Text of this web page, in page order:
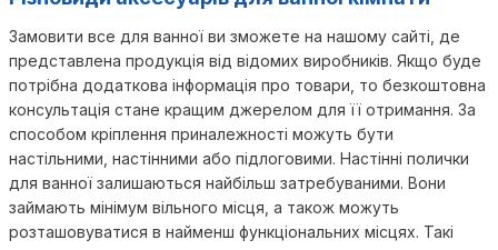
Замовити все для ванної ви зможете на нашому сайті, де
представлена продукція від відомих виробників. Якщо буде
потрібна додаткова інформація про товари, то безкоштовна
консультація стане кращим джерелом для її отримання. За
способом кріплення приналежності можуть бути
настільними, настінними або підлоговими. Настінні полички
для ванної залишаються найбільш затребуваними. Вони
займають мінімум вільного місця, а також можуть
розташовуватися в найменш функціональних місцях. Такі